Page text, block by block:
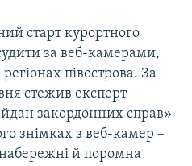
старт курортного
за веб-камерами,
півострова. За
стежив експерт
закордонних справ»
знімках з веб-камер –
й поромна